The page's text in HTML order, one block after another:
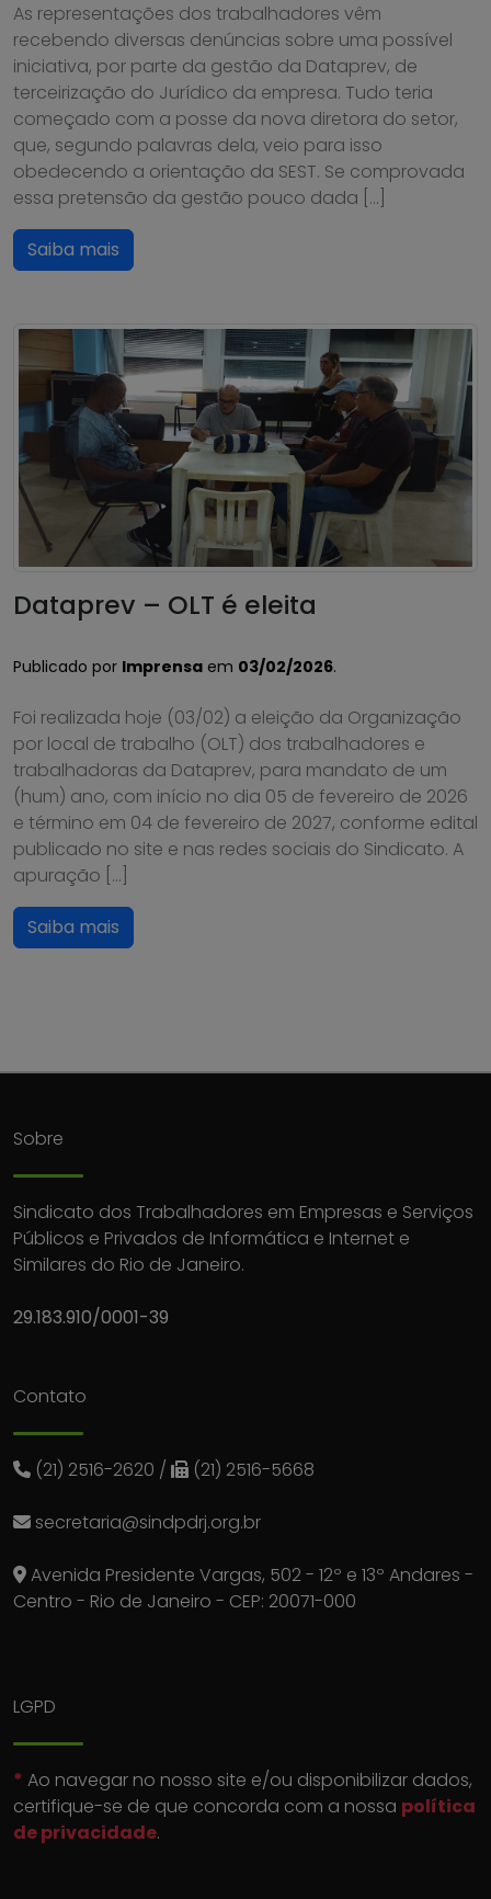
As representações dos trabalhadores vêm
recebendo diversas denúncias sobre uma possível
iniciativa, por parte da gestão da Dataprev, de
terceirização do Jurídico da empresa. Tudo teria
começado com a posse da nova diretora do setor,
que, segundo palavras dela, veio para isso
obedecendo a orientação da SEST. Se comprovada
essa pretensão da gestão pouco dada […]
Saiba mais
Dataprev – OLT é eleita
Publicado por Imprensa em 03/02/2026.
Foi realizada hoje (03/02) a eleição da Organização
por local de trabalho (OLT) dos trabalhadores e
trabalhadoras da Dataprev, para mandato de um
(hum) ano, com início no dia 05 de fevereiro de 2026
e término em 04 de fevereiro de 2027, conforme edital
publicado no site e nas redes sociais do Sindicato. A
apuração […]
Saiba mais
Sobre
Sindicato dos Trabalhadores em Empresas e Serviços
Públicos e Privados de Informática e Internet e
Similares do Rio de Janeiro.
29.183.910/0001-39
Contato
(21) 2516-2620 / (21) 2516-5668
secretaria@sindpdrj.org.br
Avenida Presidente Vargas, 502 - 12º e 13º Andares -
Centro - Rio de Janeiro - CEP: 20071-000
LGPD
* Ao navegar no nosso site e/ou disponibilizar dados,
certifique-se de que concorda com a nossa política
de privacidade.